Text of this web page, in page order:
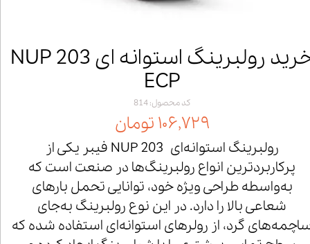
خرید رولبرینگ استوانه ای NUP 203
ECP
کد محصول: 814
۱۰۶,۷۲۹ تومان
رولبرینگ استوانه‌ای NUP 203 فیبر یکی از
پرکاربردترین انواع رولبرینگ‌ها در صنعت است که
به‌واسطه طراحی ویژه خود، توانایی تحمل بارهای
شعاعی بالا را دارد. در این نوع رولبرینگ به‌جای
گرد، از رولرهای استوانه‌ای استفاده شده که